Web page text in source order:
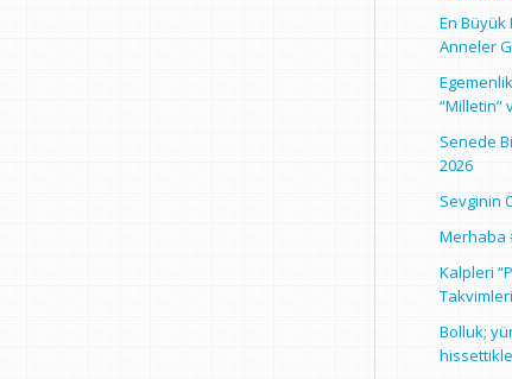
En Büyük
Anneler
Egemenlik
“Milletin”
Senede
2026
Sevginin
Merhaba
Kalpleri
Takvimleri
Bolluk;